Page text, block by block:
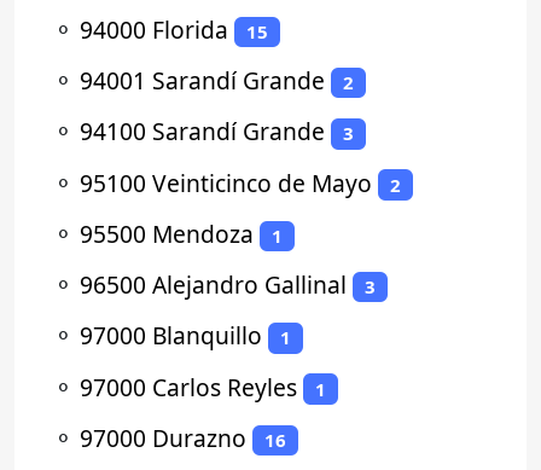
⚬ 94000 Florida 15
⚬ 94001 Sarandí Grande 2
⚬ 94100 Sarandí Grande 3
⚬ 95100 Veinticinco de Mayo 2
⚬ 95500 Mendoza 1
⚬ 96500 Alejandro Gallinal 3
⚬ 97000 Blanquillo 1
⚬ 97000 Carlos Reyles 1
⚬ 97000 Durazno 16